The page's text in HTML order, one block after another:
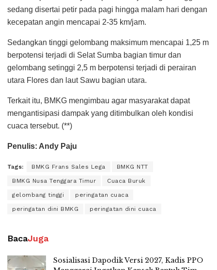
sedang disertai petir pada pagi hingga malam hari dengan
kecepatan angin mencapai 2-35 km/jam.
Sedangkan tinggi gelombang maksimum mencapai 1,25 m
berpotensi terjadi di Selat Sumba bagian timur dan
gelombang setinggi 2,5 m berpotensi terjadi di perairan
utara Flores dan laut Sawu bagian utara.
Terkait itu, BMKG mengimbau agar masyarakat dapat
mengantisipasi dampak yang ditimbulkan oleh kondisi
cuaca tersebut. (**)
Penulis: Andy Paju
Tags: BMKG Frans Sales Lega BMKG NTT
BMKG Nusa Tenggara Timur Cuaca Buruk
gelombang tinggi peringatan cuaca
peringatan dini BMKG peringatan dini cuaca
BacaJuga
Sosialisasi Dapodik Versi 2027, Kadis PPO